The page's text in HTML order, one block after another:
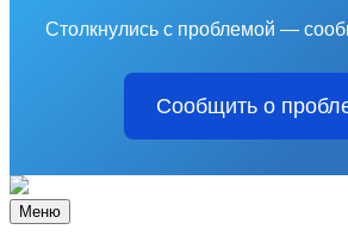
Столкнулись с проблемой —
Сообщить о
Меню